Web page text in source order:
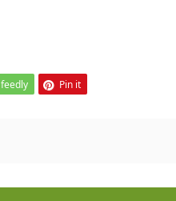
feedly Pin it